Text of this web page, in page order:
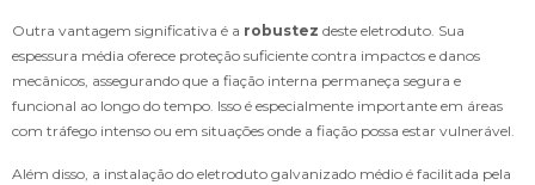
Outra vantagem significativa é a robustez deste eletroduto. Sua
espessura média oferece proteção suficiente contra impactos e danos
mecânicos, assegurando que a fiação interna permaneça segura e
funcional ao longo do tempo. Isso é especialmente importante em áreas
com tráfego intenso ou em situações onde a fiação possa estar vulnerável.
Além disso, a instalação do eletroduto galvanizado médio é facilitada pela